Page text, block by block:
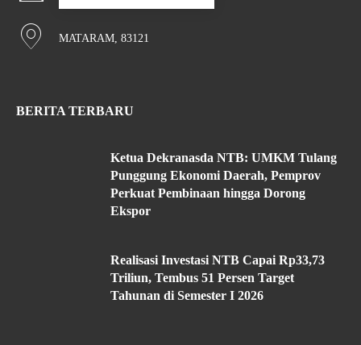
MATARAM, 83121
BERITA TERBARU
Ketua Dekranasda NTB: UMKM Tulang
Punggung Ekonomi Daerah, Pemprov
Perkuat Pembinaan hingga Dorong
Ekspor
Realisasi Investasi NTB Capai Rp33,73
Triliun, Tembus 51 Persen Target
Tahunan di Semester I 2026